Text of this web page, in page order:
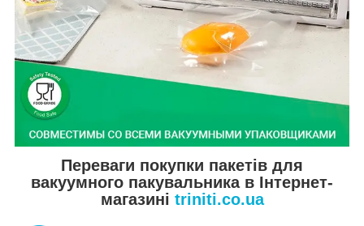
Переваги покупки пакетів для
вакуумного пакувальника в Інтернет-
магазині triniti.co.ua